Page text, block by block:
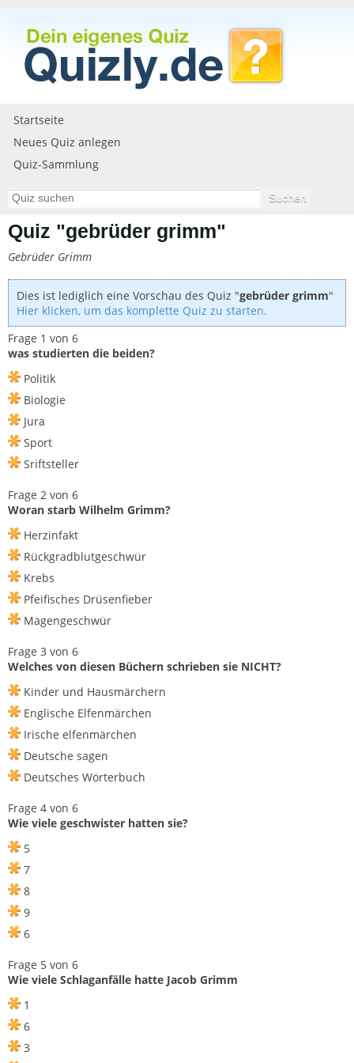
Startseite
Neues Quiz anlegen
Quiz-Sammlung
Quiz "gebrüder grimm"
Gebrüder Grimm
Dies ist lediglich eine Vorschau des Quiz "gebrüder grimm"
Hier klicken, um das komplette Quiz zu starten.
Frage 1 von 6
was studierten die beiden?
Politik
Biologie
Jura
Sport
Sriftsteller
Frage 2 von 6
Woran starb Wilhelm Grimm?
Herzinfakt
Rückgradblutgeschwür
Krebs
Pfeifisches Drüsenfieber
Magengeschwür
Frage 3 von 6
Welches von diesen Büchern schrieben sie NICHT?
Kinder und Hausmärchern
Englische Elfenmärchen
Irische elfenmärchen
Deutsche sagen
Deutsches Wörterbuch
Frage 4 von 6
Wie viele geschwister hatten sie?
5
7
8
9
6
Frage 5 von 6
Wie viele Schlaganfälle hatte Jacob Grimm
1
6
3